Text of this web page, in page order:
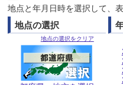
地点と年月日時を選択して、
地点の選択
地点の選択をクリア